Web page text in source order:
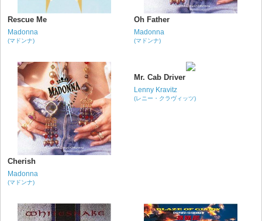
Rescue Me
Madonna
(マドンナ)
Oh Father
Madonna
(マドンナ)
Cherish
Madonna
(マドンナ)
Mr. Cab Driver
Lenny Kravitz
(レニー・クラヴィッツ)